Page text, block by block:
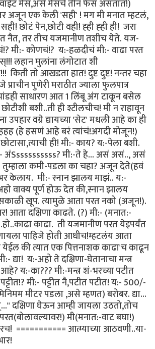
मेस,असे मेसचे तीन फेस असतात!)
अजून एक केली 'सही' ! मग मी मनात म्हटलं,
छोटं पेन,छोटी वही! ह्ही ह्ही ही! जरा
नैत, तर तीच यजमानीण तशीच येते. यज-
मी:- कोणचं!? य:-हळदीचं मी:- वाढा परत
लहान मुलांना लंगोटात शी
किती तो आखडता हात! दुष्ट दुष्ट! नन्तर चहा
पुणेरी मराठीत ज्याला फुलपात्र
साधारण आत 1 लिंबू अंग टाकून बसेल
बशी..ती ही श्टीलचीच! मी न राहावून
उपहार वग्रे द्यायच्या 'सेट' मधली आहे का ही
(हे हसणं आहे बरं त्यांचं!अगदी मोजून!)
ही! मी:- काय? य:-पेला बशी.
अंSssssssssss? मी:-ते हे... असं असं.., असं
कमी-पडला का चहा? अजून देते(हवं
केलाय. मी:- स्नान झालय माझं.. य:-
वाक्य पूर्ण होऊ देत की,स्नान झालय
खूप. त्यामुळे आता परत नको (अजून!).
आता दक्षिणा काढते. (?) मी:- (मनात:-
काढा. ती यजमानीण परत येइपर्यंत
पाहिजे होती आधीच!म्हटलंय आता
येईल की त्यात एक पित्तनाशक काढा'च काढून
द्या! य:-अहो ते दक्षिणा-घेतानाचा मन्त्र
य:-का??? मी:-मन्त्र शं-भरच्या पटीत
मी:- पट्टीत नै,पटीत पटीत! य:- 500/-
मीटर पडला ,असे म्हणत) बरोबर. द्या...
दक्षिणा घेऊन आम्ही जायला उठतो,तोच
मी(मनात:-वाट बघा!)
=========== आत्म्याच्या आठवणी..या-